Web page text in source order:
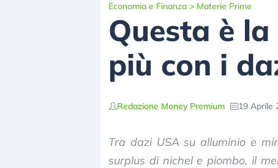
Economia e Finanza > Materie Prime
Questa è
più con i
Redazione Money Premium 19 Aprile
Tra dazi USA su alluminio e
surplus di nichel e piombo, il